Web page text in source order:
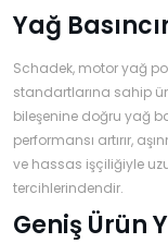
Şifre
Beni
Şifremi
Giriş Yap
O
OPEL
›
C
CHEVROLET
P
PEUGEOT
› ››
Yağ
Schadek, motor yağ
standartlarına sahip
bileşenine doğru yağ
performansı artırır,
ve hassas işçiliğiyle
tercihlerindendir.
Geniş Ürün